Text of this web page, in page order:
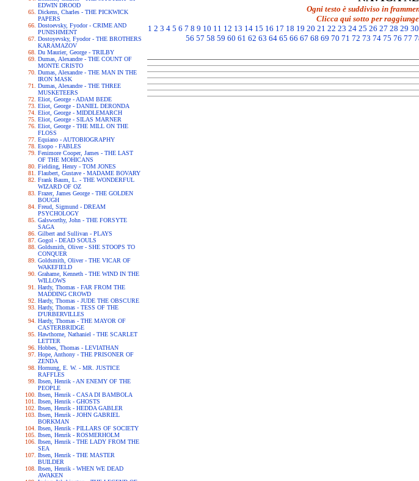
EDWIN DROOD
Dickens, Charles - THE PICKWICK
PAPERS
Dostoevsky, Fyodor - CRIME AND
PUNISHMENT
Dostoyevsky, Fyodor - THE BROTHERS
KARAMAZOV
Du Maurier, George - TRILBY
Dumas, Alexandre - THE COUNT OF
MONTE CRISTO
Dumas, Alexandre - THE MAN IN THE
IRON MASK
Dumas, Alexandre - THE THREE
MUSKETEERS
Eliot, George - ADAM BEDE
Eliot, George - DANIEL DERONDA
Eliot, George - MIDDLEMARCH
Eliot, George - SILAS MARNER
Eliot, George - THE MILL ON THE
FLOSS
Equiano - AUTOBIOGRAPHY
Esopo - FABLES
Fenimore Cooper, James - THE LAST
OF THE MOHICANS
Fielding, Henry - TOM JONES
Flaubert, Gustave - MADAME BOVARY
Frank Baum, L. - THE WONDERFUL
WIZARD OF OZ
Frazer, James George - THE GOLDEN
BOUGH
Freud, Sigmund - DREAM
PSYCHOLOGY
Galsworthy, John - THE FORSYTE
SAGA
Gilbert and Sullivan - PLAYS
Gogol - DEAD SOULS
Goldsmith, Oliver - SHE STOOPS TO
CONQUER
Goldsmith, Oliver - THE VICAR OF
WAKEFIELD
Grahame, Kenneth - THE WIND IN THE
WILLOWS
Hardy, Thomas - FAR FROM THE
MADDING CROWD
Hardy, Thomas - JUDE THE OBSCURE
Hardy, Thomas - TESS OF THE
D'URBERVILLES
Hardy, Thomas - THE MAYOR OF
CASTERBRIDGE
Hawthorne, Nathaniel - THE SCARLET
LETTER
Hobbes, Thomas - LEVIATHAN
Hope, Anthony - THE PRISONER OF
ZENDA
Hornung, E. W. - MR. JUSTICE
RAFFLES
Ibsen, Henrik - AN ENEMY OF THE
PEOPLE
Ibsen, Henrik - CASA DI BAMBOLA
Ibsen, Henrik - GHOSTS
Ibsen, Henrik - HEDDA GABLER
Ibsen, Henrik - JOHN GABRIEL
BORKMAN
Ibsen, Henrik - PILLARS OF SOCIETY
Ibsen, Henrik - ROSMERHOLM
Ibsen, Henrik - THE LADY FROM THE
SEA
Ibsen, Henrik - THE MASTER
BUILDER
Ibsen, Henrik - WHEN WE DEAD
AWAKEN
Ogni testo è suddiviso in
Clicca qui sotto per
1 2 3 4 5 6 7 8 9 10 11 12 13 14 15 16 17 18 19 20 21 22 23 24 25 26 27 28 29 30
56 57 58 59 60 61 62 63 64 65 66 67 68 69 70 71 72 73 74 75 76 77